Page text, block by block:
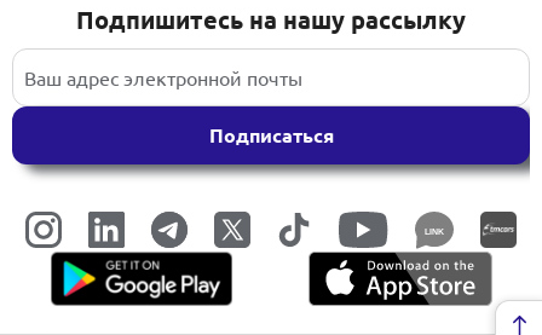
Подпишитесь на нашу рассылку
Подписаться
LINK